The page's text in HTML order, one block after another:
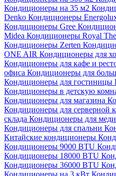
Кондиционеры на 35 м2
Denko Кондиционеры
Кондиционеры Gree
Midea Кондиционеры Royal
Кондиционеры Zerten
ONE AIR Кондиционеры для
Кондиционеры для кафе и
офиса Кондиционеры для
Кондиционеры для гостиницы
Кондиционеры в детскую
Кондиционеры для магазина
Кондиционеры для серверной
склада Кондиционеры для
Кондиционеры для спальни
Китайские кондиционеры
Кондиционеры 9000 BTU
Кондиционеры 18000 BTU
Кондиционеры 36000 BTU
Кондиционеры на 3 кВт